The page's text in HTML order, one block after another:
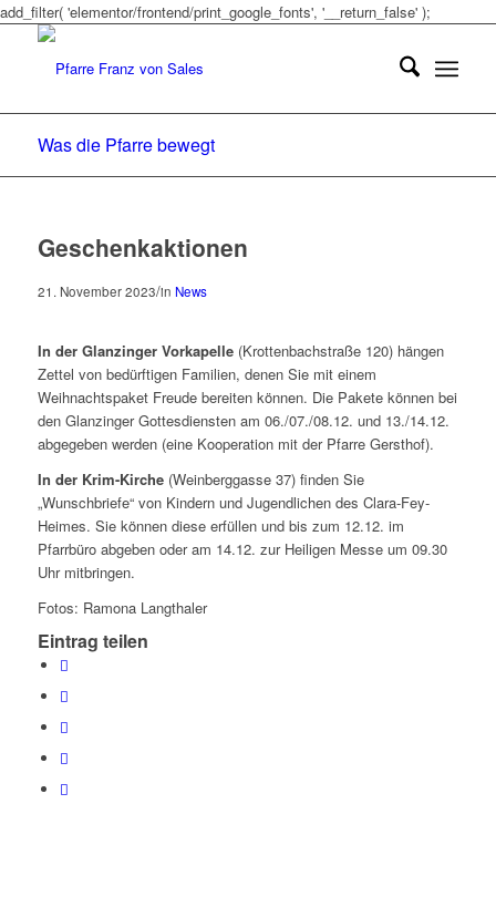
add_filter( 'elementor/frontend/print_google_fonts', '__return_false' );
Was die Pfarre bewegt
Geschenkaktionen
21. November 2023/in News
In der Glanzinger Vorkapelle(Krottenbachstraße 120) hängen
Zettel von bedürftigen Familien, denen Sie mit einem
Weihnachtspaket Freude bereiten können. Die Pakete können bei
den Glanzinger Gottesdiensten am 06./07./08.12. und 13./14.12.
abgegeben werden (eine Kooperation mit der Pfarre Gersthof).
In der Krim-Kirche(Weinberggasse 37) finden Sie
„Wunschbriefe“ von Kindern und Jugendlichen des Clara-Fey-
Heimes. Sie können diese erfüllen und bis zum 12.12. im
Pfarrbüro abgeben oder am 14.12. zur Heiligen Messe um 09.30
Uhr mitbringen.
Fotos: Ramona Langthaler
Eintrag teilen